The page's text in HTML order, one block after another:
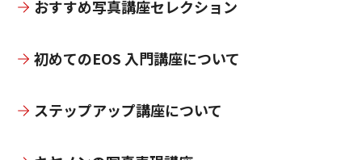
おすすめ写真講座セレクション
初めてのEOS 入門講座について
ステップアップ講座について